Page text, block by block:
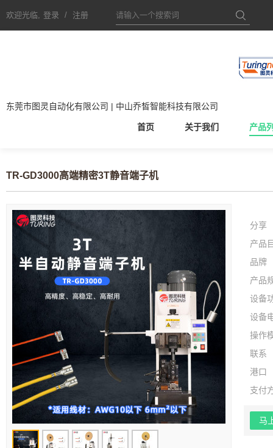
欢迎光临, 登录 / 注册
东莞市图灵自动化有限公司 | 中山乔皙智能科技有限公司
首页 关于我们 产品
TR-GD3000高端精密3T静音端子机
分享
产品
品牌
产品
设备
设备
操作
联系
港口
支付
马